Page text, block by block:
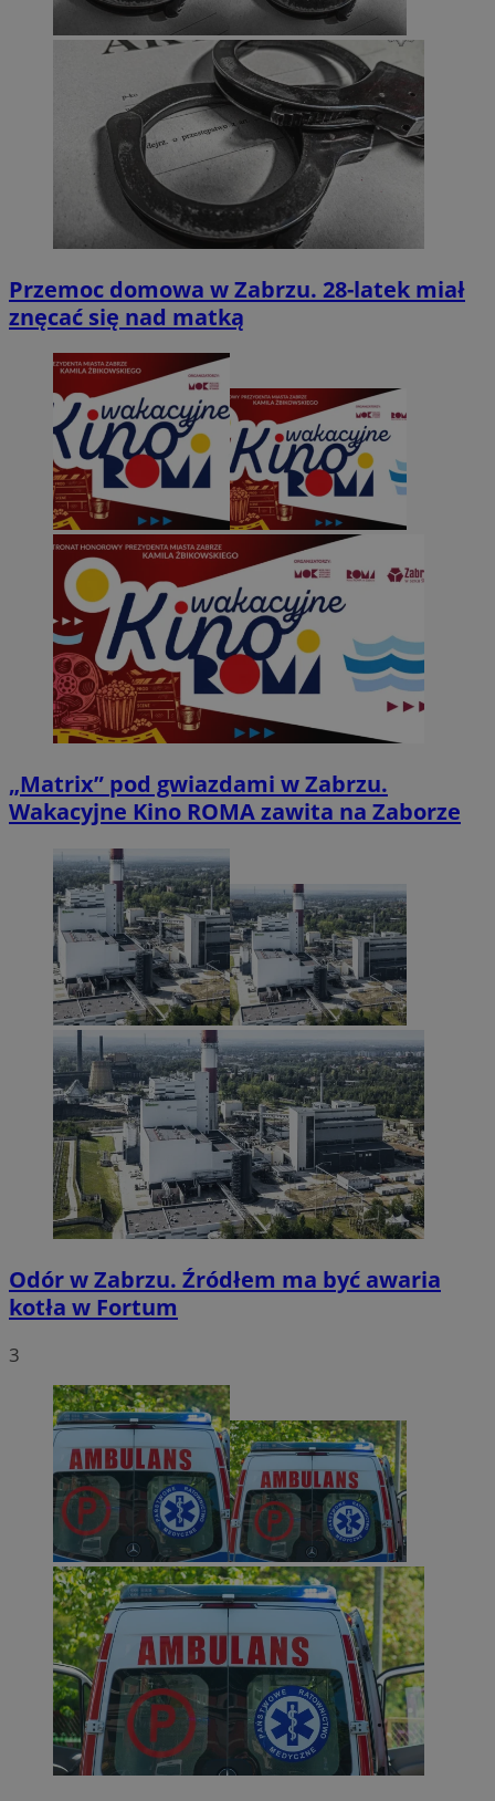
Przemoc domowa w Zabrzu. 28-latek miał
znęcać się nad matką
„Matrix” pod gwiazdami w Zabrzu.
Wakacyjne Kino ROMA zawita na Zaborze
Odór w Zabrzu. Źródłem ma być awaria
kotła w Fortum
3